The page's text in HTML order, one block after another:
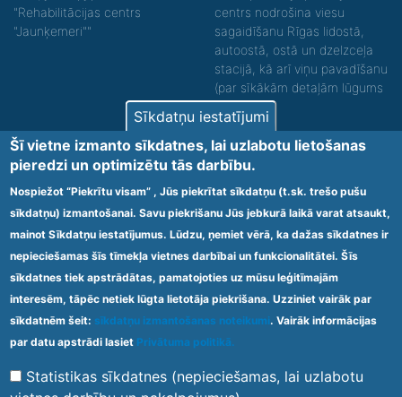
"Rehabilitācijas centrs
"Jaunķemeri""
centrs nodrošina viesu
sagaidīšanu Rīgas lidostā,
autoostā, ostā un dzelzceļa
stacijā, kā arī viņu pavadīšanu
(par sīkākām detaļām lūgums
zvanīt).
Nodrošinām vides piekļūstamību personām ar
funkcionāliem traucējumiem! SIA „Sanare-KRC
Jaunķemeri”, Kolkas ielā 20, Jūrmalā ir nodrošināta vides
piekļūstamība personām ar funkcionāliem traucējumiem,
tādejādi nodrošinot atbilstību Ministru kabineta
2009.gada 20.janvāra noteikumos Nr.60 „Noteikumi par
obligātajām prasībām ārstniecības iestādēm un to
struktūrvienībām” minētajām prasībām.
Ārstniecības iestādes kods 1300 – 64003
Footer
menu
Vietnes karte Noteikumi un privātuma politika
Sīkdatņu iestatījumi
Šī vietne izmanto sīkdatnes, lai uzlabotu lietošanas
pieredzi un optimizētu tās darbību.
Nospiežot “Piekrītu visam” , Jūs piekrītat sīkdatņu (t.sk. trešo pušu
sīkdatņu) izmantošanai. Savu piekrišanu Jūs jebkurā laikā varat atsaukt,
mainot Sīkdatņu iestatījumus. Lūdzu, ņemiet vērā, ka dažas sīkdatnes ir
nepieciešamas šīs tīmekļa vietnes darbībai un funkcionalitātei. Šīs
sīkdatnes tiek apstrādātas, pamatojoties uz mūsu leģitīmajām
interesēm, tāpēc netiek lūgta lietotāja piekrišana. Uzziniet vairāk par
sīkdatnēm šeit: sīkdatņu izmantošanas noteikumi. Vairāk informācijas
par datu apstrādi lasiet Privātuma politikā.
Statistikas sīkdatnes (nepieciešamas, lai uzlabotu